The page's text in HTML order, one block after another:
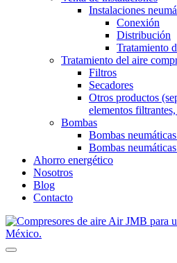
Instalaciones
Conexión
Distribución
Tratamiento
Tratamiento del aire
Filtros
Secadores
Otros productos
elementos
Bombas
Bombas
Bombas
Ahorro energético
Nosotros
Blog
Contacto